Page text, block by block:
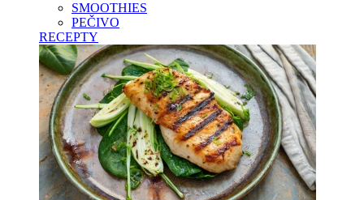
SMOOTHIES
PEČIVO
RECEPTY